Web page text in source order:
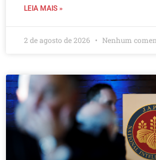
LEIA MAIS »
2 de agosto de 2026 Nenhum